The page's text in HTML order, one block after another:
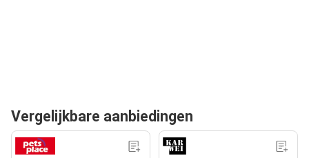
Vergelijkbare aanbiedingen